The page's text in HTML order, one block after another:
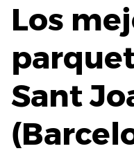
Los
Sant